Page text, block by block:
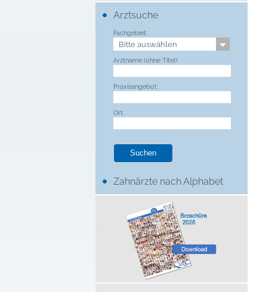
Arztsuche
Fachgebiet:
Arztname (ohne Titel):
Praxisangebot:
Ort:
Zahnärzte nach Alphabet